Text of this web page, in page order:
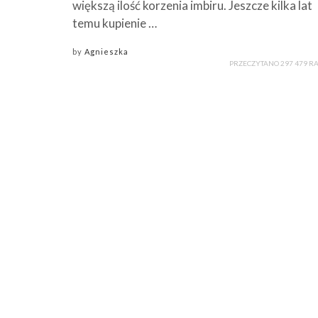
większą ilość korzenia imbiru. Jeszcze kilka lat
temu kupienie …
by Agnieszka
PRZECZYTANO 297 479